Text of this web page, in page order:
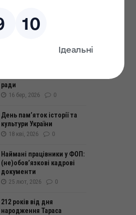
Домшина
15 травень, 2026
Відбулося засідання
ради
16 бер, 2026 0
День пам’яток історії та
культури України
18 кві, 2026 0
Наймані працівники у ФОП:
(не)обовʼязкові кадрові
документи
25 лют, 2026 0
212 років від дня
народження Тараса